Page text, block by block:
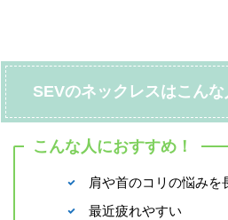
SEVのネックレスはこん
こんな人におすすめ！
肩や首のコリの悩みを
最近疲れやすい